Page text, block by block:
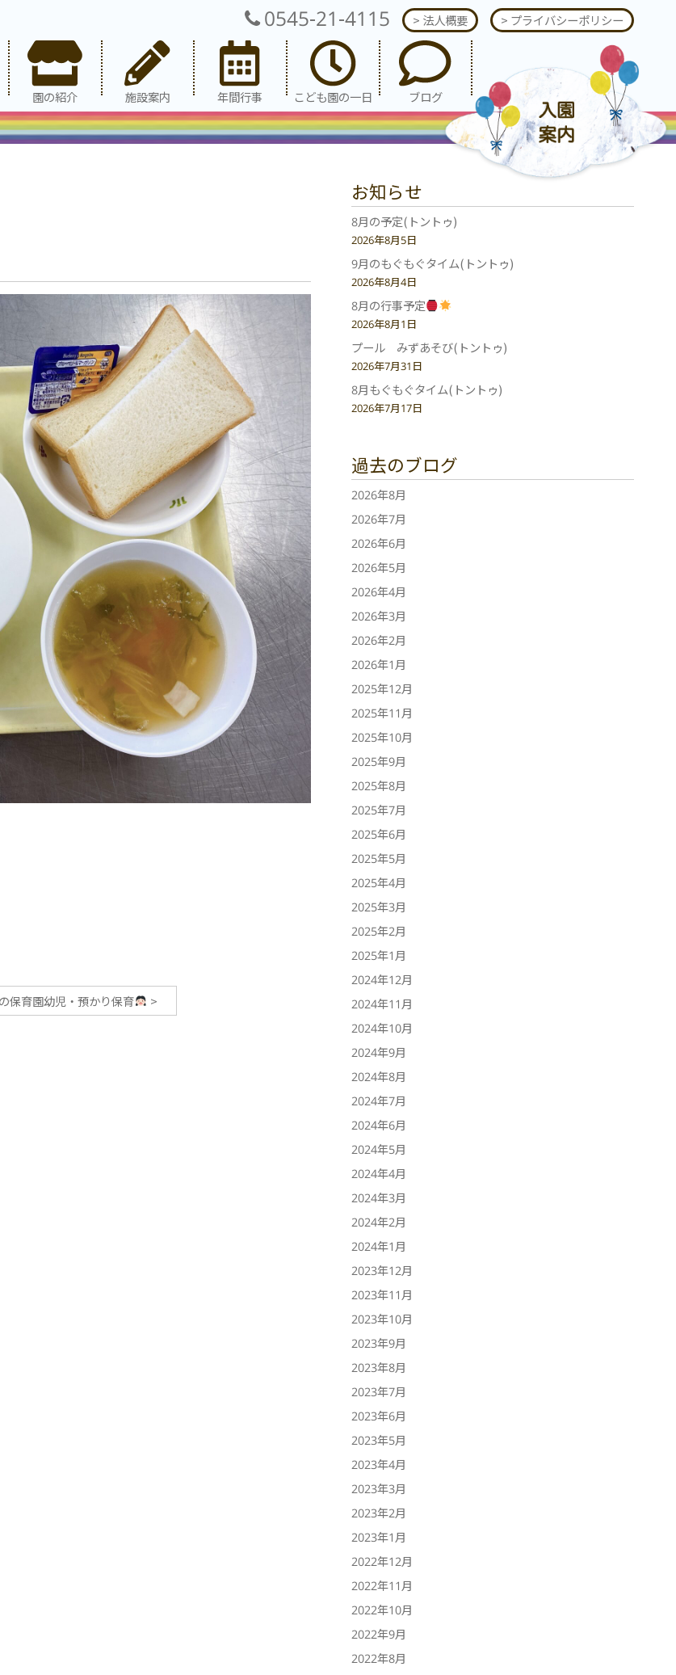
0545-21-4115 > 法人概要 > プライバシーポリシー
園の紹介 施設案内 年間行事 こども園の一日 ブログ
保育園幼児・預かり保育 >
お知らせ
8月の予定(トントゥ)
2026年8月5日
9月のもぐもぐタイム(トントゥ)
2026年8月4日
8月の行事予定
2026年8月1日
プール みずあそび(トントゥ)
2026年7月31日
8月もぐもぐタイム(トントゥ)
2026年7月17日
過去のブログ
2026年8月
2026年7月
2026年6月
2026年5月
2026年4月
2026年3月
2026年2月
2026年1月
2025年12月
2025年11月
2025年10月
2025年9月
2025年8月
2025年7月
2025年6月
2025年5月
2025年4月
2025年3月
2025年2月
2025年1月
2024年12月
2024年11月
2024年10月
2024年9月
2024年8月
2024年7月
2024年6月
2024年5月
2024年4月
2024年3月
2024年2月
2024年1月
2023年12月
2023年11月
2023年10月
2023年9月
2023年8月
2023年7月
2023年6月
2023年5月
2023年4月
2023年3月
2023年2月
2023年1月
2022年12月
2022年11月
2022年10月
2022年9月
2022年8月